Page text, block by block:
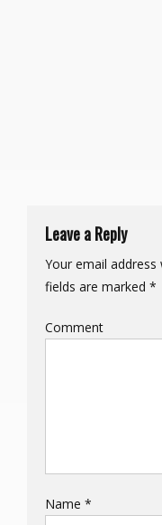
Leave a Reply
Your email address
fields are marked *
Comment
Name *